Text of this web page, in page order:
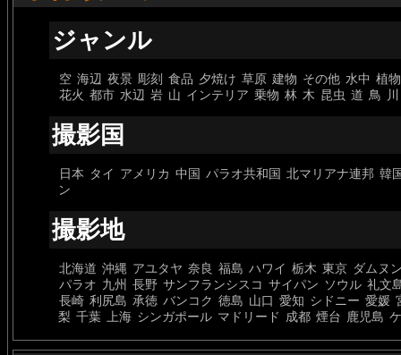
ジャンル
空 海辺 夜景 彫刻 食品 夕焼け 草原 建物 その他 水中 植物
花火 都市 水辺 岩 山 インテリア 乗物 林 木 昆虫 道 鳥 川
撮影国
日本 タイ アメリカ 中国 パラオ共和国 北マリアナ連邦 韓
ン
撮影地
北海道 沖縄 アユタヤ 奈良 福島 ハワイ 栃木 東京 ダムヌ
パラオ 九州 長野 サンフランシスコ サイパン ソウル 礼文
長崎 利尻島 承徳 バンコク 徳島 山口 愛知 シドニー 愛媛
梨 千葉 上海 シンガポール マドリード 成都 煙台 鹿児島